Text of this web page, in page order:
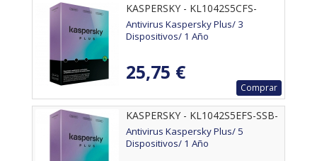
KASPERSKY - KL1042S5CFS-
MSBES
Antivirus Kaspersky Plus/ 3
Dispositivos/ 1 Año
25,75 €
Comprar
KASPERSKY - KL1042S5EFS-SSB-
ES
Antivirus Kaspersky Plus/ 5
Dispositivos/ 1 Año